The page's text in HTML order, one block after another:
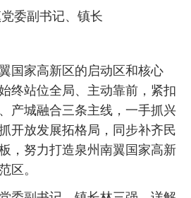
委副书记、镇长
国家高新区的启动区和核心
终站位全局、主动靠前，紧扣
产城融合三条主线，一手抓兴
开放发展拓格局，同步补齐民
，努力打造泉州南翼国家高新
区。